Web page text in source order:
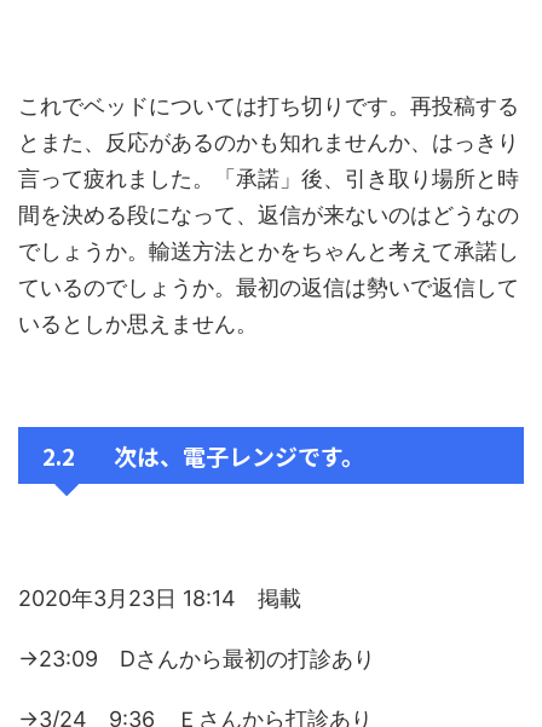
これでベッドについては打ち切りです。再投稿する
とまた、反応があるのかも知れませんか、はっきり
言って疲れました。「承諾」後、引き取り場所と時
間を決める段になって、返信が来ないのはどうなの
でしょうか。輸送方法とかをちゃんと考えて承諾し
ているのでしょうか。最初の返信は勢いで返信して
いるとしか思えません。
2.2 次は、電子レンジです。
2020年3月23日 18:14 掲載
→23:09 Dさんから最初の打診あり
→3/24 9:36 Ｅさんから打診あり